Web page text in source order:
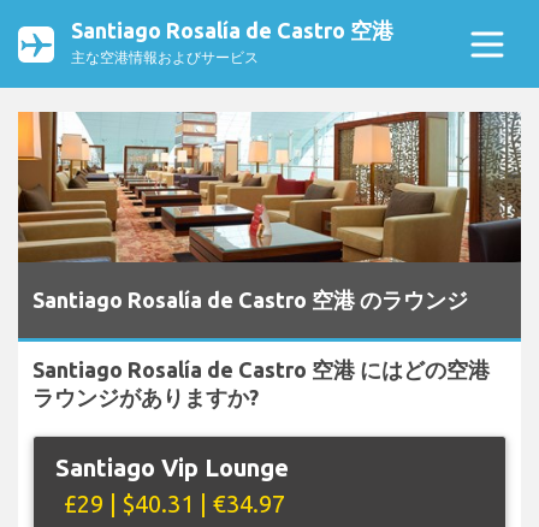
Santiago Rosalía de Castro 空港
主な空港情報およびサービス
Santiago Rosalía de Castro 空港 のラウンジ
Santiago Rosalía de Castro 空港 にはどの空港
ラウンジがありますか?
Santiago Vip Lounge
£29 | $40.31 | €34.97